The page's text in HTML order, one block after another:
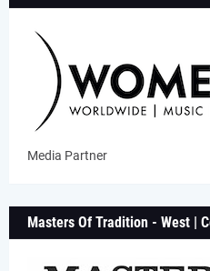
Media Partner
Masters Of Tradition - West |